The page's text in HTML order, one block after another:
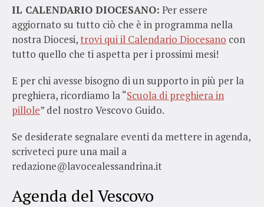
IL CALENDARIO DIOCESANO: Per essere
aggiornato su tutto ciò che è in programma nella
nostra Diocesi,trovi qui il Calendario Diocesano con
tutto quello che ti aspetta per i prossimi mesi!
E per chi avesse bisogno di un supporto in più per la
preghiera, ricordiamo la “Scuola di preghiera in
pillole” del nostro Vescovo Guido.
Se desiderate segnalare eventi da mettere in agenda,
scriveteci pure una mail a
redazione@lavocealessandrina.it
Agenda del Vescovo